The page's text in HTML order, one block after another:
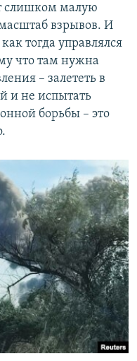
слишком малую
масштаб взрывов. И
тогда управлялся
что там нужна
– залететь в
и не испытать
борьбы – это